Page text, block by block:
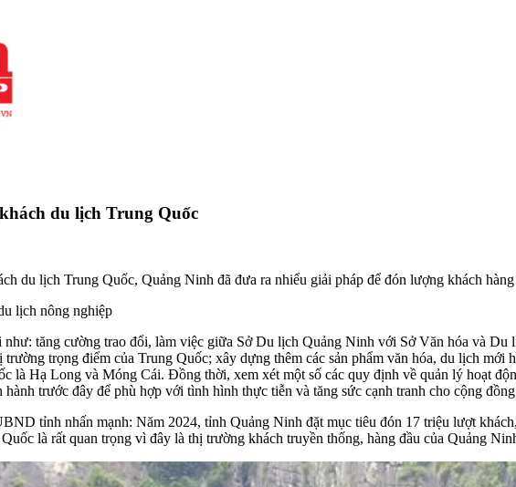
du lịch Trung Quốc
du lịch Trung Quốc, Quảng Ninh đã đưa ra nhiểu giải pháp để đón lượng khách
lịch nông nghiệp
tăng cường trao đổi, làm việc giữa SởDu lịch Quảng Ninh với Sở Văn hóa và Du
trọng điểm của Trung Quốc; xây dựng thêm các sản phẩm văn hóa, du lịch mới
là Hạ Long và Móng Cái. Đồng thời, xem xét một số các quy định về quản lý hoạt
trước đây để phù hợp với tình hình thực tiễn và tăng sức cạnh tranh cho cộng
tỉnh nhấn mạnh: Năm 2024, tỉnh Quảng Ninh đặt mục tiêu đón 17 triệu lượt
là rất quan trọng vì đây là thị trường khách truyền thống, hàng đầu của Quảng